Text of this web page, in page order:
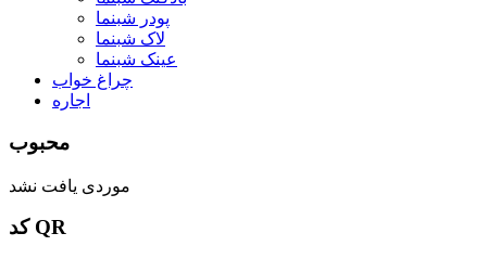
پودر شبنما
لاک شبنما
عینک شبنما
چراغ خواب
اجاره
محبوب
موردی یافت نشد
کد QR